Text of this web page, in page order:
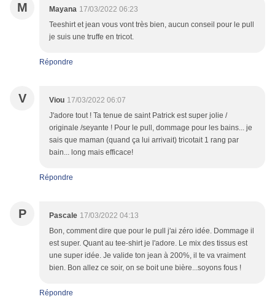
M Mayana 17/03/2022 06:23
Teeshirt et jean vous vont très bien, aucun conseil pour le pull
je suis une truffe en tricot.
Répondre
V Viou 17/03/2022 06:07
J'adore tout ! Ta tenue de saint Patrick est super jolie /
originale /seyante ! Pour le pull, dommage pour les bains... je
sais que maman (quand ça lui arrivait) tricotait 1 rang par
bain... long mais efficace!
Répondre
P Pascale 17/03/2022 04:13
Bon, comment dire que pour le pull j'ai zéro idée. Dommage il
est super. Quant au tee-shirt je l'adore. Le mix des tissus est
une super idée. Je valide ton jean à 200%, il te va vraiment
bien. Bon allez ce soir, on se boit une bière...soyons fous !
Répondre